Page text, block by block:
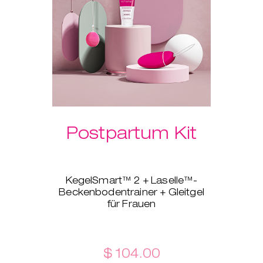
Postpartum Kit
KegelSmart™ 2 + Laselle™-
Beckenbodentrainer + Gleitgel
für Frauen
Beckenbodentrainer
$ 104.00